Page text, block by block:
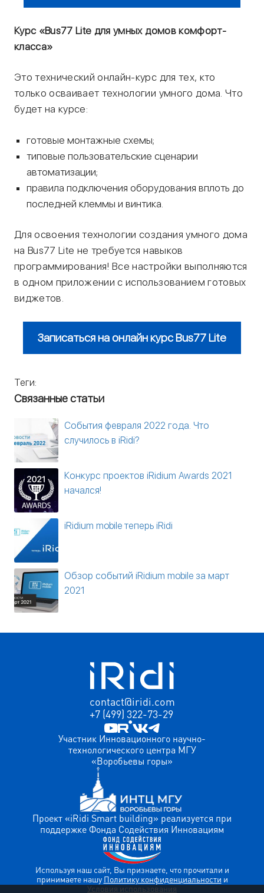
Курс «Bus77 Lite для умных домов комфорт-
класса»
Это технический онлайн-курс для тех, кто
только осваивает технологии умного дома. Что
будет на курсе:
готовые монтажные схемы;
типовые пользовательские сценарии
автоматизации;
правила подключения оборудования вплоть до
последней клеммы и винтика.
Для освоения технологии создания умного дома
на Bus77 Lite не требуется навыков
программирования! Все настройки выполняются
в одном приложении с использованием готовых
виджетов.
Записаться на онлайн курс Bus77 Lite
Теги:
Связанные статьи
События февраля 2022 года. Что
случилось в iRidi?
Конкурс проектов iRidium Awards 2021
начался!
iRidium mobile теперь iRidi
Обзор событий iRidium mobile за март
2021
contact@iridi.com
+7 (499) 322-73-29
Участник Инновационного научно-
технологического центра МГУ
«Воробьевы горы»
Проект «iRidi Smart building» реализуется при
поддержке Фонда Содействия Инновациям
Используя наш сайт, Вы признаете, что прочитали и
принимаете нашу Политику конфиденциальности и
Условия использования